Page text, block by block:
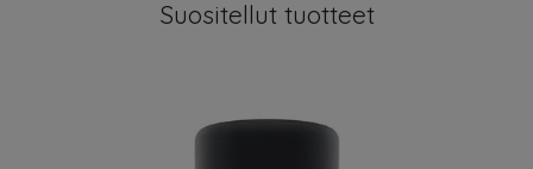
Suositellut tuotteet